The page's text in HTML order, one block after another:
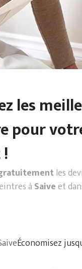
les
pour
les
à Saiveet
Économisez